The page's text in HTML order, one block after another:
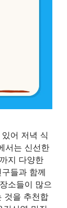
어 저녁 식
서는 신선한
지 다양한
들과 함께
소들이 많으
것을 추천합